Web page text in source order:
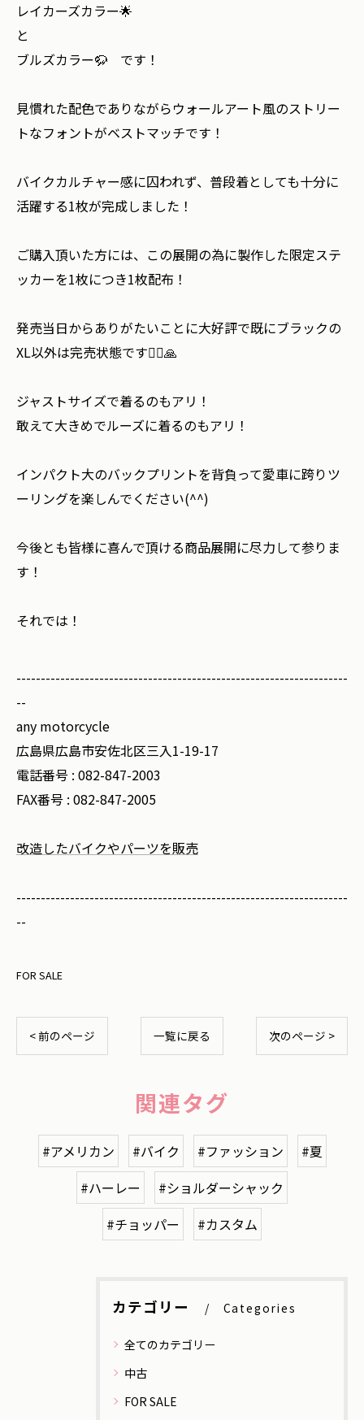
レイカーズカラー🌟
と
ブルズカラー🦬 です！
見慣れた配色でありながらウォールアート風のストリー
トなフォントがベストマッチです！
バイクカルチャー感に囚われず、普段着としても十分に
活躍する1枚が完成しました！
ご購入頂いた方には、この展開の為に製作した限定ステ
ッカーを1枚につき1枚配布！
発売当日からありがたいことに大好評で既にブラックの
XL以外は完売状態です🙇‍♂️🙏
ジャストサイズで着るのもアリ！
敢えて大きめでルーズに着るのもアリ！
インパクト大のバックプリントを背負って愛車に跨りツ
ーリングを楽しんでください(^^)
今後とも皆様に喜んで頂ける商品展開に尽力して参りま
す！
それでは！
--------------------------------------------------------------------
--
any motorcycle
広島県広島市安佐北区三入1-19-17
電話番号 : 082-847-2003
FAX番号 : 082-847-2005
改造したバイクやパーツを販売
--------------------------------------------------------------------
--
FOR SALE
< 前のページ 一覧に戻る 次のページ >
関連タグ
#アメリカン #バイク #ファッション
#夏
#ハーレー
#ショルダーシャック
#チョッパー
#カスタム
カテゴリー Categories
全てのカテゴリー
中古
FOR SALE